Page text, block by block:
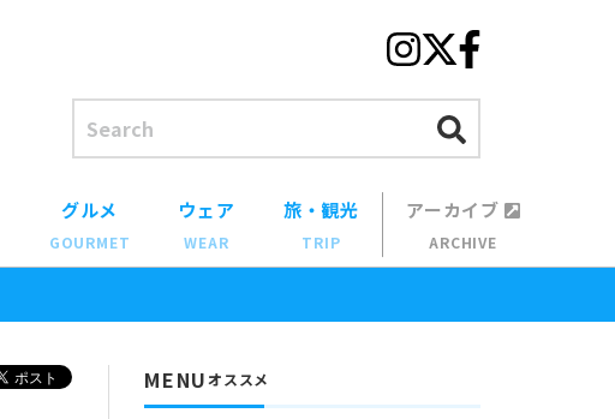
グルメ
GOURMET
ウェア
WEAR
旅・観光
TRIP
アーカイブ
ARCHIVE
MENUオススメ